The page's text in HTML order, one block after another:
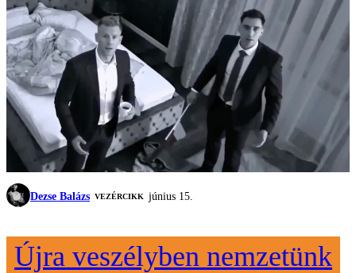
Dezse Balázs VEZÉRCIKK június 15.
Újra veszélyben nemzetünk